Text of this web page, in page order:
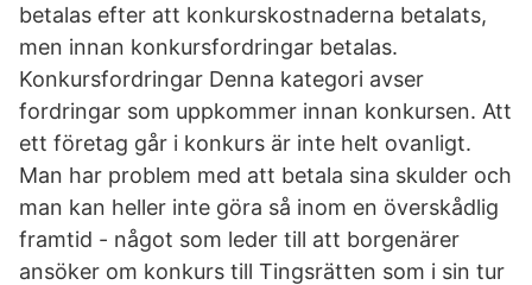
betalas efter att konkurskostnaderna betalats,
men innan konkursfordringar betalas.
Konkursfordringar Denna kategori avser
fordringar som uppkommer innan konkursen. Att
ett företag går i konkurs är inte helt ovanligt.
Man har problem med att betala sina skulder och
man kan heller inte göra så inom en överskådlig
framtid - något som leder till att borgenärer
ansöker om konkurs till Tingsrätten som i sin tur